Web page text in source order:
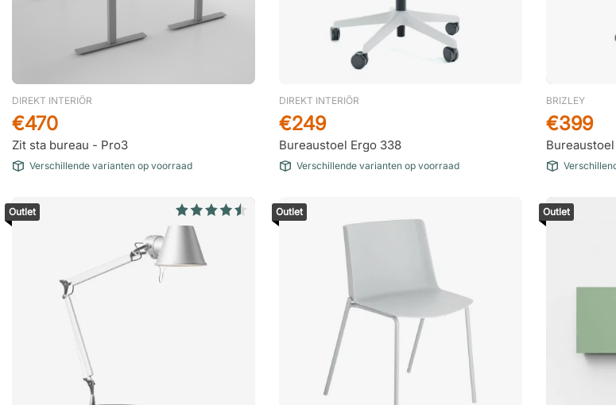
DIREKT INTERIÖR
Zit sta bureau - Pro3
€470
Verschillende varianten op voorraad
DIREKT INTERIÖR
Bureaustoel Ergo 338
€249
Verschillende varianten op voorraad
BRIZLEY
€399
Outlet Outlet Outlet